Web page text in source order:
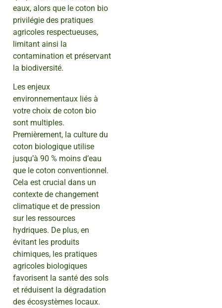
eaux, alors que le coton bio
privilégie des pratiques
agricoles respectueuses,
limitant ainsi la
contamination et préservant
la biodiversité.
Les enjeux
environnementaux liés à
votre choix de coton bio
sont multiples.
Premièrement, la culture du
coton biologique utilise
jusqu’à 90 % moins d’eau
que le coton conventionnel.
Cela est crucial dans un
contexte de changement
climatique et de pression
sur les ressources
hydriques. De plus, en
évitant les produits
chimiques, les pratiques
agricoles biologiques
favorisent la santé des sols
et réduisent la dégradation
des écosystèmes locaux.